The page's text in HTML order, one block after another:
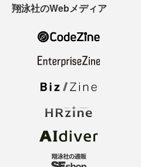
翔泳社のWebメディア